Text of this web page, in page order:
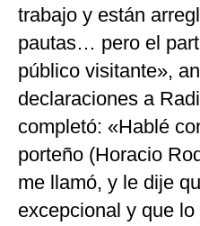
trabajo y están
pautas… pero el
público visitante»,
declaraciones a
completó: «Hablé
porteño (Horacio
me llamó, y le dije
excepcional y que